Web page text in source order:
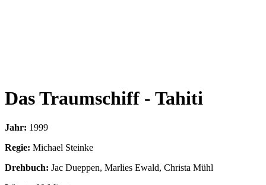
Das Traumschiff - Tahiti
Jahr: 1999
Regie: Michael Steinke
Drehbuch: Jac Dueppen, Marlies Ewald, Christa Mühl